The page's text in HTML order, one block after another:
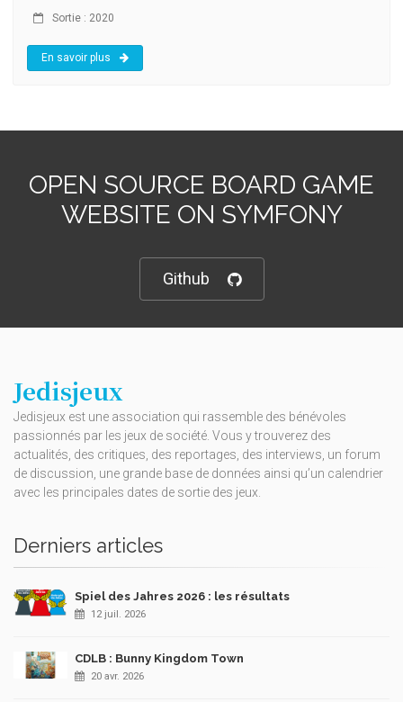
Sortie : 2020
En savoir plus
OPEN SOURCE BOARD GAME
WEBSITE ON SYMFONY
Github
Jedisjeux
Jedisjeux est une association qui rassemble des bénévoles
passionnés par les jeux de société. Vous y trouverez des
actualités, des critiques, des reportages, des interviews, un forum
de discussion, une grande base de données ainsi qu’un calendrier
avec les principales dates de sortie des jeux.
Derniers articles
Spiel des Jahres 2026 : les résultats
12 juil. 2026
CDLB : Bunny Kingdom Town
20 avr. 2026